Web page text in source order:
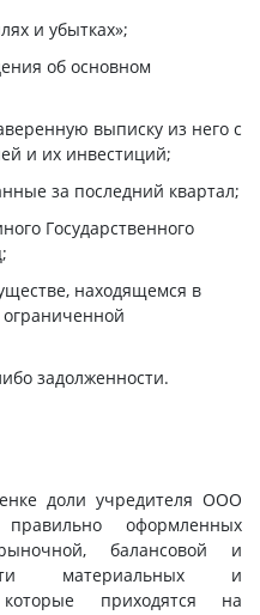
и убытках»;
об основном
выписку из него с
и их инвестиций;
за последний квартал;
Государственного
находящемся в
задолженности.
доли учредителя ООО
оформленных
балансовой и
материальных и
приходятся на